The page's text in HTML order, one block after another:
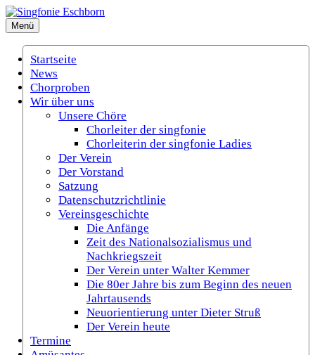
Zum
Inhalt
springen
Singfonie Eschborn
(Gemischter Chor Eschborn e.V.)
Menü
Startseite
News
Chorproben
Wir über uns
Unsere Chöre
Chorleiter der singfonie
Chorleiterin der singfonie Ladies
Der Verein
Der Vorstand
Satzung
Datenschutzrichtlinie
Vereinsgeschichte
Die Anfänge
Zeit des Nationalsozialismus und
Nachkriegszeit
Der Verein unter Walter Kemmer
Die 80er Jahre bis zum Beginn des neuen
Jahrtausends
Neuorientierung unter Dieter Struß
Der Verein heute
Termine